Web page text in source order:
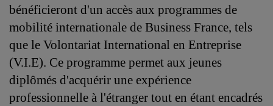
bénéficieront d'un accès aux programmes de
mobilité internationale de Business France, tels
que le Volontariat International en Entreprise
(V.I.E). Ce programme permet aux jeunes
diplômés d'acquérir une expérience
professionnelle à l'étranger tout en étant encadrés